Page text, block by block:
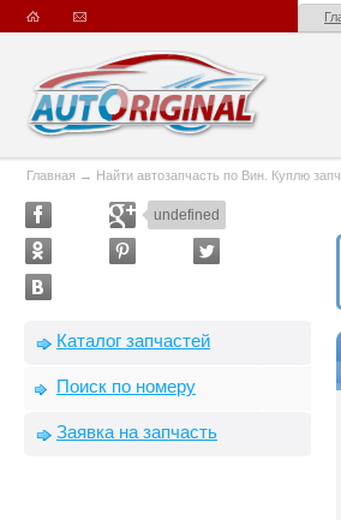
Главная → Найти автозапчасть по Вин. Куплю
undefined
Каталог запчастей
Поиск по номеру
Заявка на запчасть